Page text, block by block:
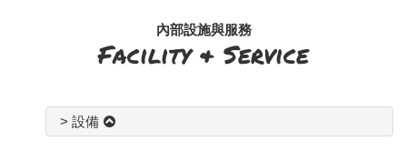
內部設施與服務
Facility & Service
> 設備